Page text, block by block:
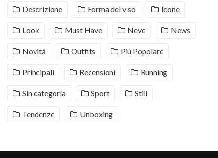
Descrizione Forma del viso Icone
Look Must Have Neve News
Novitá Outfits Più Popolare
Principali Recensioni Running
Sin categoría Sport Stili
Tendenze Unboxing